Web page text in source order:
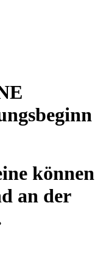
können
an der